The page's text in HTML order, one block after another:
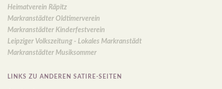
Heimatverein Räpitz
Markranstädter Oldtimerverein
Markranstädter Kinderfestverein
Leipziger Volkszeitung - Lokales Markranstädt
Markranstädter Musiksommer
LINKS ZU ANDEREN SATIRE-SEITEN